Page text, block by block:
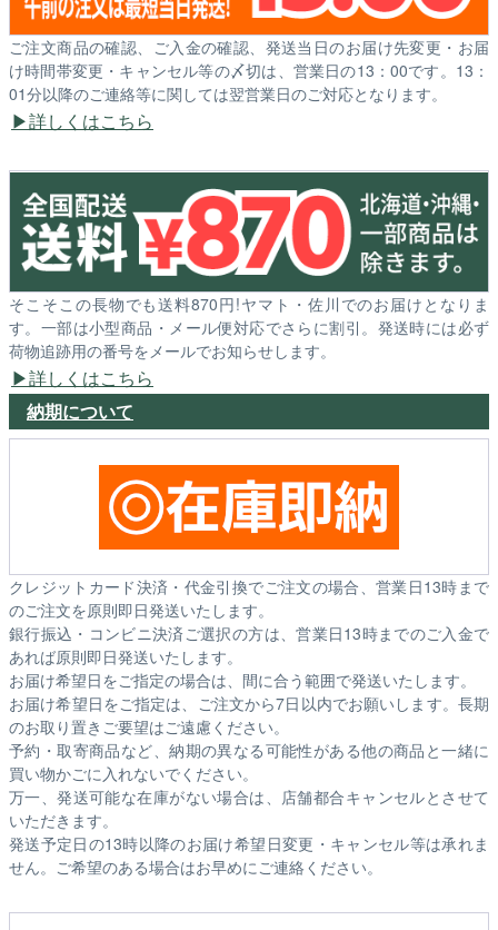
ご注文商品の確認、ご入金の確認、発送当日のお届け先変更・お届
け時間帯変更・キャンセル等の〆切は、営業日の13：00です。13：
01分以降のご連絡等に関しては翌営業日のご対応となります。
詳しくはこちら
そこそこの長物でも送料870円!ヤマト・佐川でのお届けとなりま
す。一部は小型商品・メール便対応でさらに割引。発送時には必ず
荷物追跡用の番号をメールでお知らせします。
詳しくはこちら
納期について
クレジットカード決済・代金引換でご注文の場合、営業日13時まで
のご注文を原則即日発送いたします。
銀行振込・コンビニ決済ご選択の方は、営業日13時までのご入金で
あれば原則即日発送いたします。
お届け希望日をご指定の場合は、間に合う範囲で発送いたします。
お届け希望日をご指定は、ご注文から7日以内でお願いします。長期
のお取り置きご要望はご遠慮ください。
予約・取寄商品など、納期の異なる可能性がある他の商品と一緒に
買い物かごに入れないでください。
万一、発送可能な在庫がない場合は、店舗都合キャンセルとさせて
いただきます。
発送予定日の13時以降のお届け希望日変更・キャンセル等は承れま
せん。ご希望のある場合はお早めにご連絡ください。